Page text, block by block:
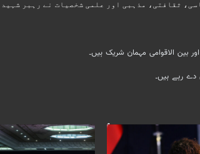
سیاسی، ثقافتی، مذہبی اور علمی شخصیات نے رہبر شہید
بین الاقوامی مہمان شریک ہیں۔
دے رہے ہیں۔